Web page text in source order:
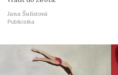
Jana Šulistová
Publicistka